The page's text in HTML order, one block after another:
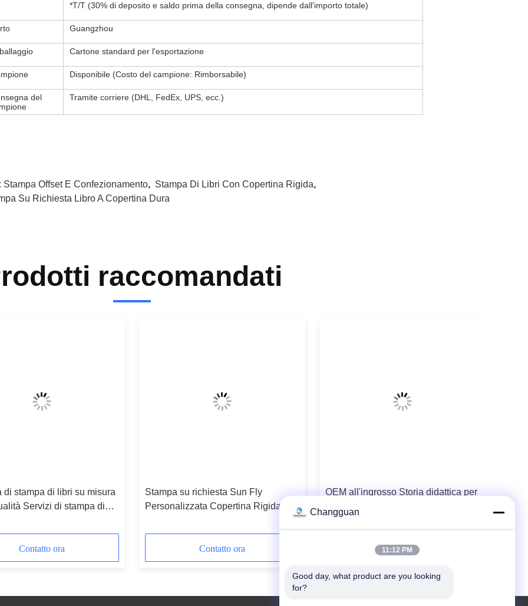
*T/T (30% di deposito e saldo prima della consegna, dipende dall'importo totale)
Guangzhou
Cartone standard per l'esportazione
Disponibile (Costo del campione: Rimborsabile)
del
Tramite corriere (DHL, FedEx, UPS, ecc.)
Stampa Offset E Confezionamento, Stampa Di Libri Con Copertina Rigida,
Su Richiesta Libro A Copertina Dura
raccomandati
di stampa di libri su misura
Servizi di stampa di
Contatto ora
Stampa su richiesta Sun Fly
Personalizzata Copertina Rigida a
Editoria Bambini Bambini Stampa di
Contatto ora
OEM all'ingrosso Storia didattica per
rigida Stampa a colori offset
confezionati cartaContatto ora
Changguan
11:12 PM
Good day, what product are you looking
for?